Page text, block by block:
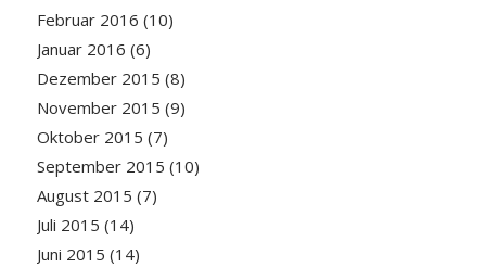
Februar 2016 (10)
Januar 2016 (6)
Dezember 2015 (8)
November 2015 (9)
Oktober 2015 (7)
September 2015 (10)
August 2015 (7)
Juli 2015 (14)
Juni 2015 (14)